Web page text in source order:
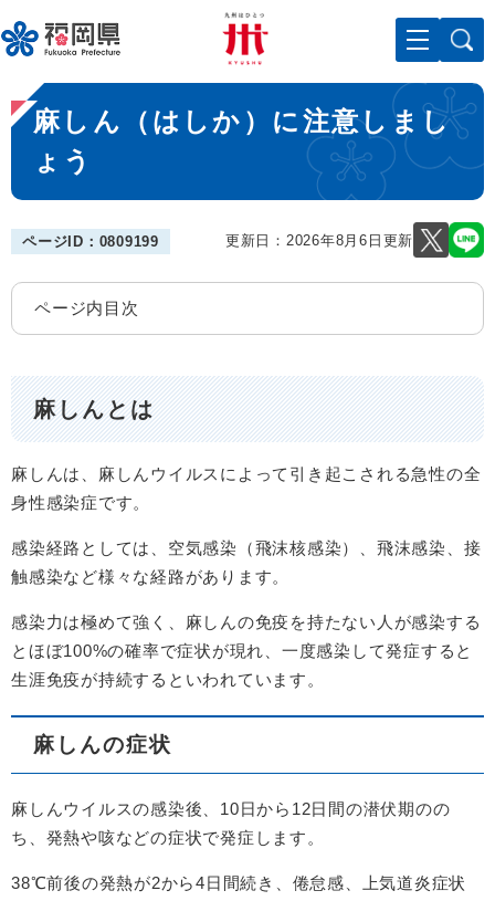
ー
ジ
先
頭
。
メニューを飛ばして本文へ
本
文
麻しん（はしか）に注意しまし
ょう
ページID：0809199 更新日：2026年8月6日更新
ページ内目次
麻しんとは
麻しんは、麻しんウイルスによって引き起こされる急性の全
身性感染症です。
感染経路としては、空気感染（飛沫核感染）、飛沫感染、接
触感染など様々な経路があります。
感染力は極めて強く、麻しんの免疫を持たない人が感染する
とほぼ100%の確率で症状が現れ、一度感染して発症すると
生涯免疫が持続するといわれています。
麻しんの症状
麻しんウイルスの感染後、10日から12日間の潜伏期のの
ち、発熱や咳などの症状で発症します。
38℃前後の発熱が2から4日間続き、倦怠感、上気道炎症状